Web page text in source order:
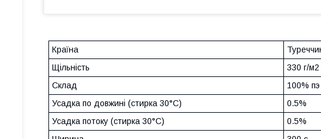
Країна
Щільність
330 г/м2
Склад
100% пэ
Усадка по довжині (стирка 30°C)
0.5%
Усадка потоку (стирка 30°C)
0.5%